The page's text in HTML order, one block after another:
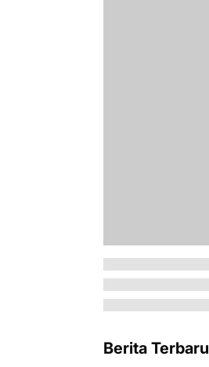
Berita Terbaru